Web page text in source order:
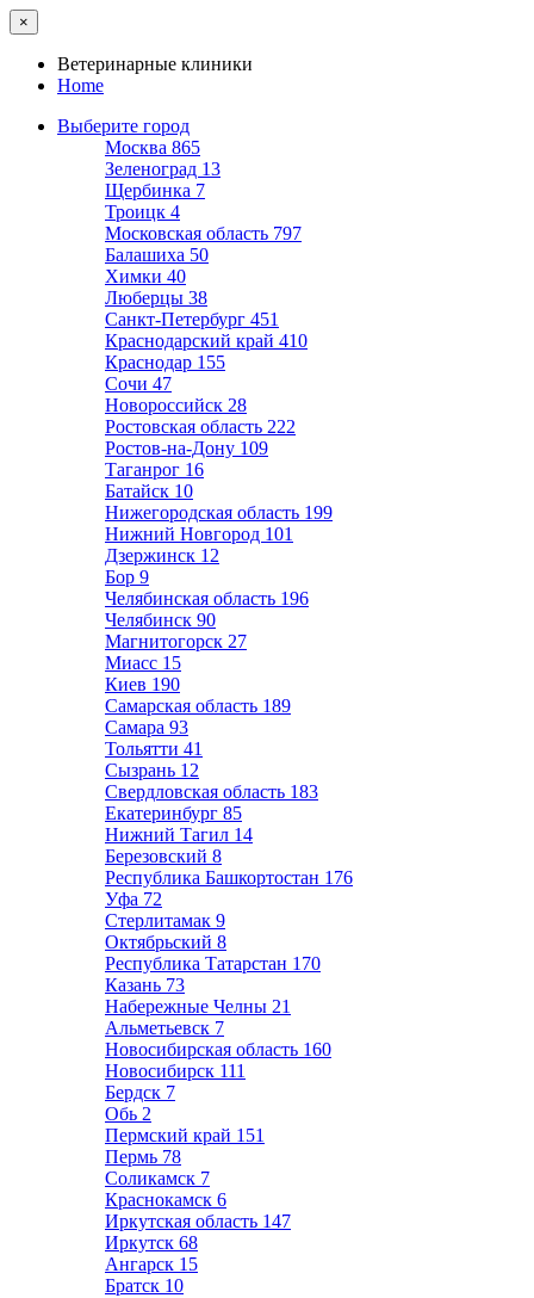
×
Ветеринарные клиники
Home
Выберите город
Москва 865
Зеленоград 13
Щербинка 7
Троицк 4
Московская область 797
Балашиха 50
Химки 40
Люберцы 38
Санкт-Петербург 451
Краснодарский край 410
Краснодар 155
Сочи 47
Новороссийск 28
Ростовская область 222
Ростов-на-Дону 109
Таганрог 16
Батайск 10
Нижегородская область 199
Нижний Новгород 101
Дзержинск 12
Бор 9
Челябинская область 196
Челябинск 90
Магнитогорск 27
Миасс 15
Киев 190
Самарская область 189
Самара 93
Тольятти 41
Сызрань 12
Свердловская область 183
Екатеринбург 85
Нижний Тагил 14
Березовский 8
Республика Башкортостан 176
Уфа 72
Стерлитамак 9
Октябрьский 8
Республика Татарстан 170
Казань 73
Набережные Челны 21
Альметьевск 7
Новосибирская область 160
Новосибирск 111
Бердск 7
Обь 2
Пермский край 151
Пермь 78
Соликамск 7
Краснокамск 6
Иркутская область 147
Иркутск 68
Ангарск 15
Братск 10